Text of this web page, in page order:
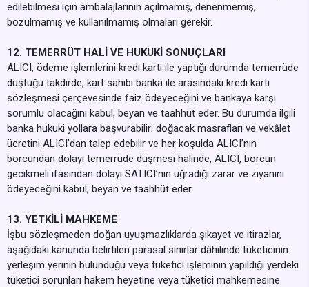
edilebilmesi için ambalajlarının açılmamış, denenmemiş,
bozulmamış ve kullanılmamış olmaları gerekir.
12. TEMERRÜT HALİ VE HUKUKİ SONUÇLARI
ALICI, ödeme işlemlerini kredi kartı ile yaptığı durumda temerrüde
düştüğü takdirde, kart sahibi banka ile arasındaki kredi kartı
sözleşmesi çerçevesinde faiz ödeyeceğini ve bankaya karşı
sorumlu olacağını kabul, beyan ve taahhüt eder. Bu durumda ilgili
banka hukuki yollara başvurabilir; doğacak masrafları ve vekâlet
ücretini ALICI’dan talep edebilir ve her koşulda ALICI’nın
borcundan dolayı temerrüde düşmesi halinde, ALICI, borcun
gecikmeli ifasından dolayı SATICI’nın uğradığı zarar ve ziyanını
ödeyeceğini kabul, beyan ve taahhüt eder
13. YETKİLİ MAHKEME
İşbu sözleşmeden doğan uyuşmazlıklarda şikayet ve itirazlar,
aşağıdaki kanunda belirtilen parasal sınırlar dâhilinde tüketicinin
yerleşim yerinin bulunduğu veya tüketici işleminin yapıldığı yerdeki
tüketici sorunları hakem heyetine veya tüketici mahkemesine